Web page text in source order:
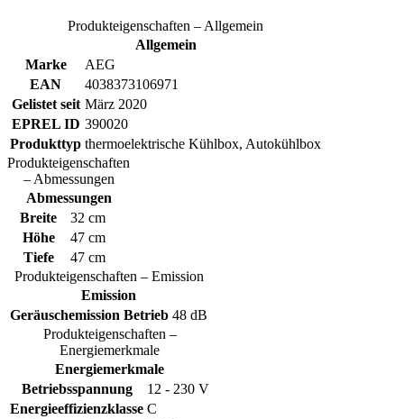
Produkteigenschaften – Allgemein
Allgemein
Marke
AEG
EAN
4038373106971
Gelistet seit März 2020
EPREL ID 390020
Produkttyp thermoelektrische Kühlbox, Autokühlbox
Produkteigenschaften
– Abmessungen
Abmessungen
Breite
32 cm
Höhe
47 cm
Tiefe
47 cm
Produkteigenschaften – Emission
Emission
Geräuschemission Betrieb 48 dB
Produkteigenschaften –
Energiemerkmale
Energiemerkmale
Betriebsspannung
12 - 230 V
Energieeffizienzklasse C